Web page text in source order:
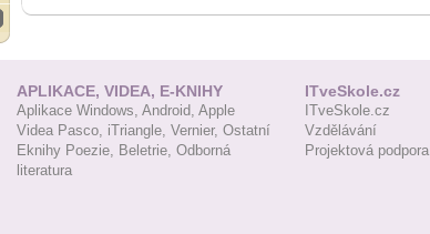
APLIKACE, VIDEA, E-KNIHY
Aplikace Windows, Android, Apple
Videa Pasco, iTriangle, Vernier, Ostatní
Eknihy Poezie, Beletrie, Odborná
literatura
ITveSkole.cz
ITveSkole.cz
Vzdělávání
Projektová podpora